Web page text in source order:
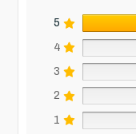
5
4
3
2
1